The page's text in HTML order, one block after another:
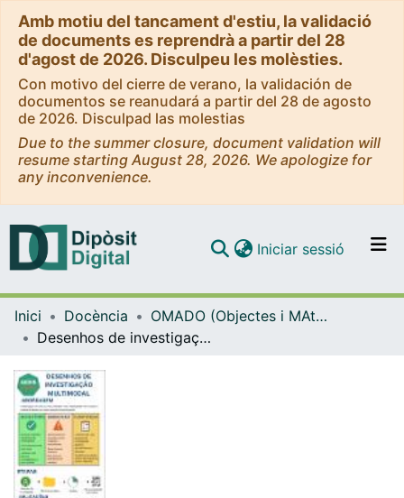
Amb motiu del tancament d'estiu, la validació
de documents es reprendrà a partir del 28
d'agost de 2026. Disculpeu les molèsties.
Con motivo del cierre de verano, la validación de
documentos se reanudará a partir del 28 de agosto
de 2026. Disculpad las molestias
Due to the summer closure, document validation will
resume starting August 28, 2026. We apologize for
any inconvenience.
Navega per tot el DD
Com publicar
Iniciar sessió (current)
Inici Docència
OMADO (Objectes i MAterials DOcents)
Desenhos de investigação multimodal